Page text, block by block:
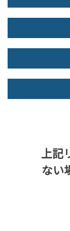
上記
ない